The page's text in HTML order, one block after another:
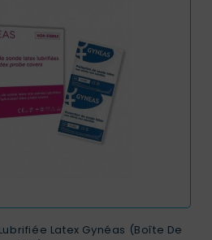
Latex Gynéas (Boîte De